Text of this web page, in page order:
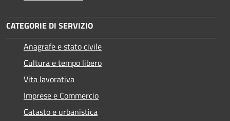
CATEGORIE DI SERVIZIO
Anagrafe e stato civile
Cultura e tempo libero
Vita lavorativa
Imprese e Commercio
Catasto e urbanistica